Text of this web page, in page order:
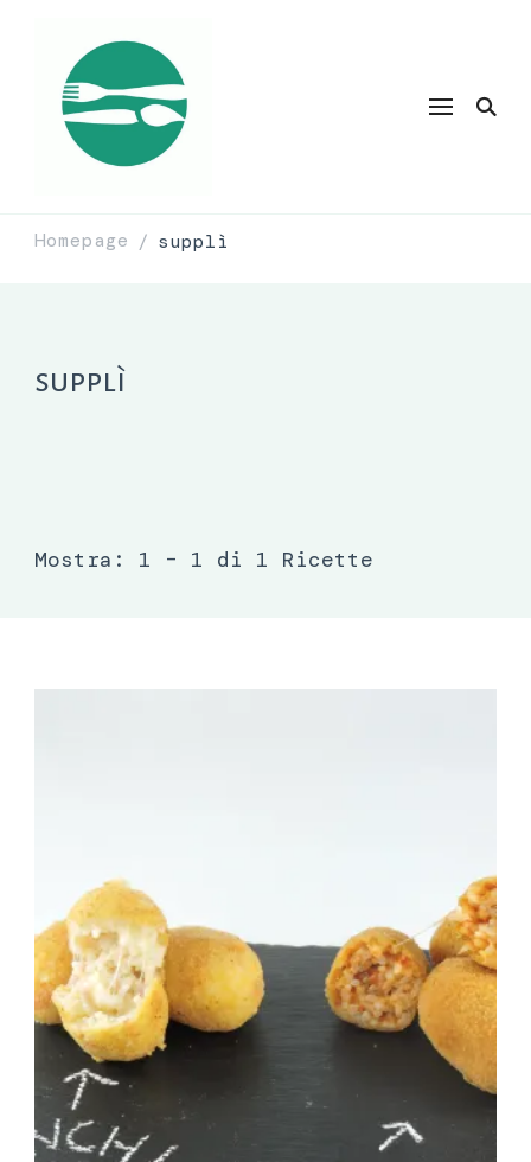
Homepage / supplì
supplì
Mostra: 1 – 1 di 1 Ricette